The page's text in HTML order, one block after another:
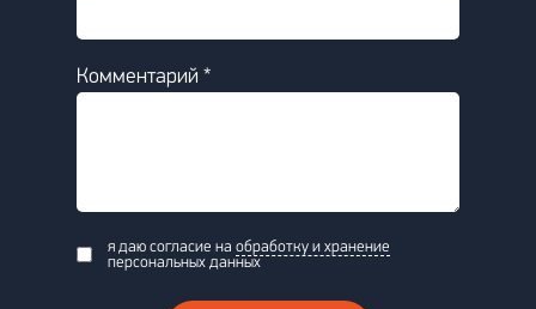
Комментарий *
я даю согласие на обработку и хранение
персональных данных